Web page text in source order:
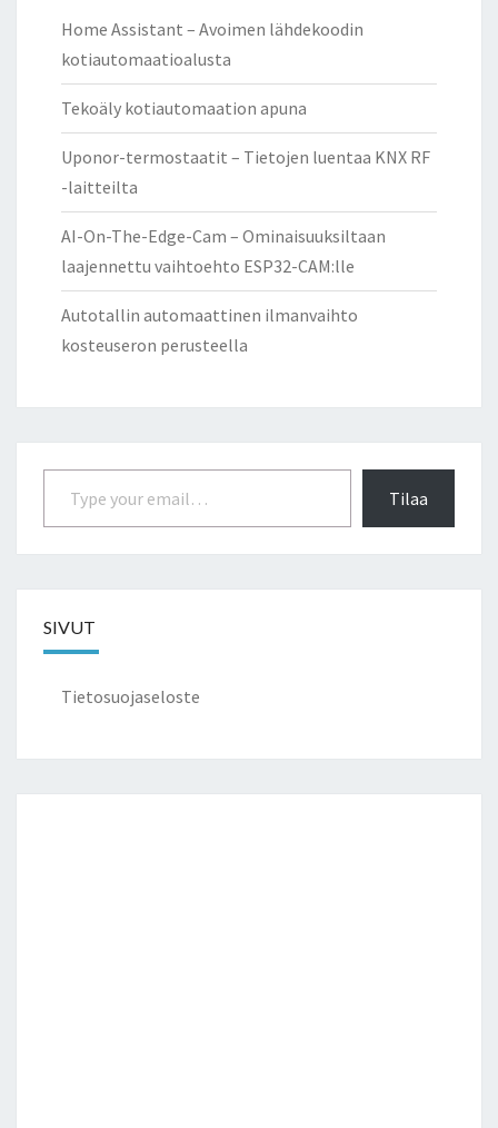
Home Assistant – Avoimen lähdekoodin
kotiautomaatioalusta
Tekoäly kotiautomaation apuna
Uponor-termostaatit – Tietojen luentaa KNX RF
-laitteilta
AI-On-The-Edge-Cam – Ominaisuuksiltaan
laajennettu vaihtoehto ESP32-CAM:lle
Autotallin automaattinen ilmanvaihto
kosteuseron perusteella
Type your email…
Tilaa
SIVUT
Tietosuojaseloste